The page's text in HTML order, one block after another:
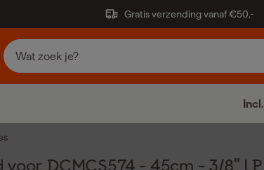
Gratis verzending vanaf €50,-
Incl.
voor DCMCS574 - 45cm - 3/8" LP